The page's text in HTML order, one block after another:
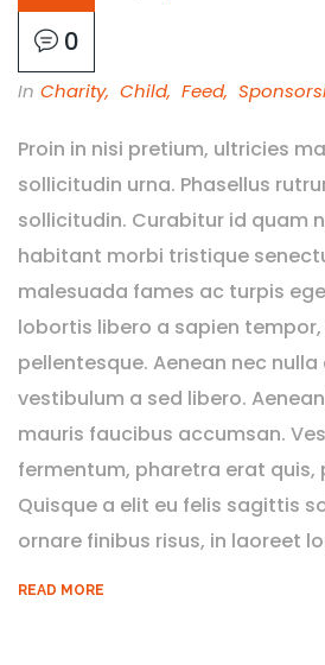
0
In Charity, Child, Feed,
Proin in nisi pretium, ultricies
sollicitudin urna. Phasellus
sollicitudin. Curabitur id quam
habitant morbi tristique
malesuada fames ac turpis
lobortis libero a sapien
pellentesque. Aenean nec
vestibulum a sed libero.
mauris faucibus accumsan.
fermentum, pharetra erat
Quisque a elit eu felis sagittis
ornare finibus risus, in laoreet
READ MORE